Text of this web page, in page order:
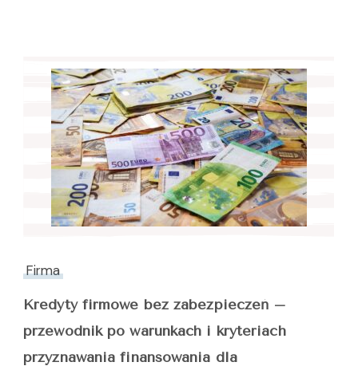
Firma
Kredyty firmowe bez zabezpieczeń –
przewodnik po warunkach i kryteriach
przyznawania finansowania dla